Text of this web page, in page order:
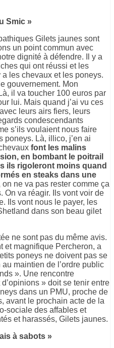
Smic »
Gilets jaunes sont
un point commun avec
dignité à défendre. Il y a
qui ont réussi et les
les chevaux et les poneys.
gouvernement. Mon
il va toucher 100 euros par
lui. Mais quand j’ai vu ces
leurs airs fiers, leurs
condescendants
s’ils voulaient nous faire
poneys. Là, illico, j’en ai
font les malins
en bombant le poitrail
ils rigoleront moins quand
en steaks dans une
on ne va pas rester comme ça
On va réagir. Ils vont voir de
Ils vont nous le payer, les
dans son beau gilet
ne sont pas du même avis.
et magnifique Percheron, a
poneys ne doivent pas se
maintien de l’ordre public
». Une rencontre
» doit se tenir entre
dans un PMU, proche de
avant le prochain acte de la
sociale des affables et
et harassés, Gilets jaunes.
à sabots »